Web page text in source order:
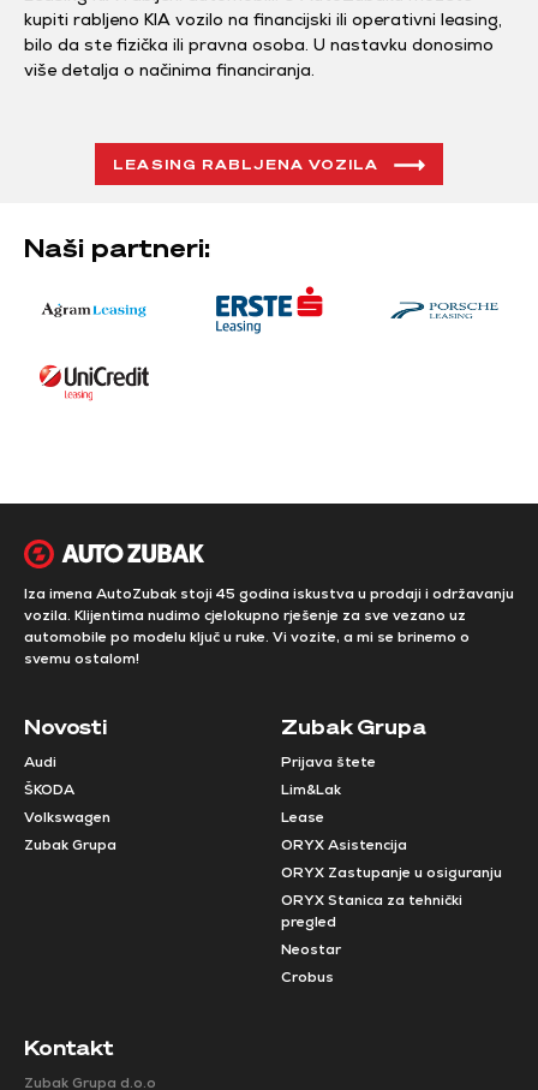
kupiti rabljeno KIA vozilo na financijski ili operativni leasing,
bilo da ste fizička ili pravna osoba. U nastavku donosimo
više detalja o načinima financiranja.
LEASING RABLJENA VOZILA
Naši partneri:
Iza imena AutoZubak stoji 45 godina iskustva u prodaji i održavanju
vozila. Klijentima nudimo cjelokupno rješenje za sve vezano uz
automobile po modelu ključ u ruke. Vi vozite, a mi se brinemo o
svemu ostalom!
Novosti
Audi
ŠKODA
Volkswagen
Zubak Grupa
Zubak Grupa
Prijava štete
Lim&Lak
Lease
ORYX Asistencija
ORYX Zastupanje u osiguranju
ORYX Stanica za tehnički
pregled
Neostar
Crobus
Kontakt
Zubak Grupa d.o.o